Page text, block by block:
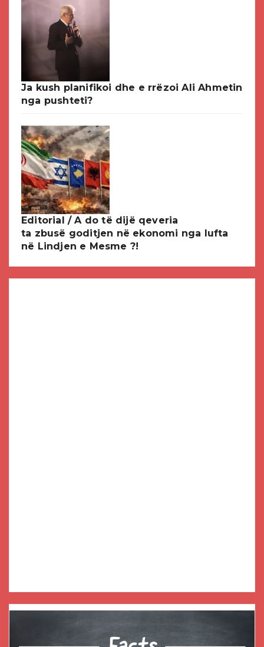
Ja kush planifikoi dhe e rrëzoi Ali Ahmetin
nga pushteti?
Editorial / A do të dijë qeveria
ta zbusë goditjen në ekonomi nga lufta
në Lindjen e Mesme ?!